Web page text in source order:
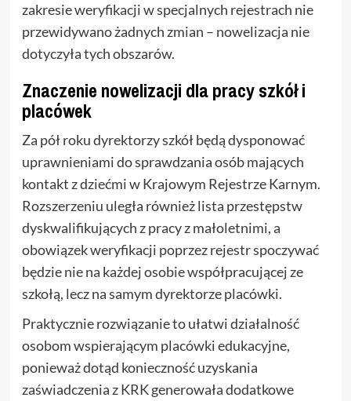
zakresie weryfikacji w specjalnych rejestrach nie
przewidywano żadnych zmian – nowelizacja nie
dotyczyła tych obszarów.
Znaczenie nowelizacji dla pracy szkół i
placówek
Za pół roku dyrektorzy szkół będą dysponować
uprawnieniami do sprawdzania osób mających
kontakt z dziećmi w Krajowym Rejestrze Karnym.
Rozszerzeniu uległa również lista przestępstw
dyskwalifikujących z pracy z małoletnimi, a
obowiązek weryfikacji poprzez rejestr spoczywać
będzie nie na każdej osobie współpracującej ze
szkołą, lecz na samym dyrektorze placówki.
Praktycznie rozwiązanie to ułatwi działalność
osobom wspierającym placówki edukacyjne,
ponieważ dotąd konieczność uzyskania
zaświadczenia z KRK generowała dodatkowe